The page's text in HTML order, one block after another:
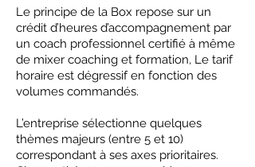
Le principe de la Box repose sur un
crédit d’heures d’accompagnement par
un coach professionnel certifié à même
de mixer coaching et formation, Le tarif
horaire est dégressif en fonction des
volumes commandés.
L’entreprise sélectionne quelques
thèmes majeurs (entre 5 et 10)
correspondant à ses axes prioritaires.